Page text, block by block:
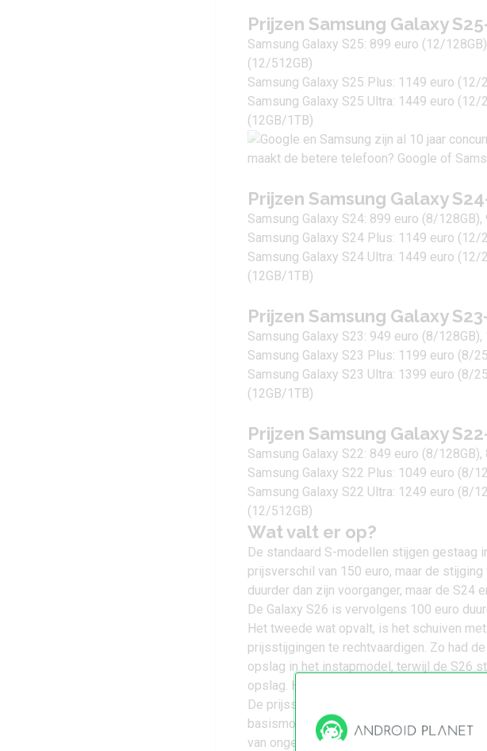
Prijzen Samsung Galaxy
Samsung Galaxy S25: 899 euro (12/
(12/512GB)
Samsung Galaxy S25 Plus: 1149 euro (12/
Samsung Galaxy S25 Ultra: 1449 euro (12/
(12GB/1TB)
Prijzen Samsung Galaxy
Samsung Galaxy S24: 899 euro (8/
Samsung Galaxy S24 Plus: 1149 euro (12/
Samsung Galaxy S24 Ultra: 1449 euro (12/
(12GB/1TB)
Prijzen Samsung Galaxy
Samsung Galaxy S23: 949 euro (8/
Samsung Galaxy S23 Plus: 1199 euro (8/
Samsung Galaxy S23 Ultra: 1399 euro (8/
(12GB/1TB)
Prijzen Samsung Galaxy
Samsung Galaxy S22: 849 euro (8/
Samsung Galaxy S22 Plus: 1049 euro (8/
Samsung Galaxy S22 Ultra: 1249 euro (8/
(12/512GB)
Wat valt er op?
De standaard S-modellen stijgen gestaag
prijsverschil van 150 euro, maar de
duurder dan zijn voorganger, maar de S24
De Galaxy S26 is vervolgens 100 euro
Het tweede wat opvalt, is het schuiven
prijsstijgingen te rechtvaardigen. Zo had
opslag in het instapmodel, terwijl de S26
opslag. Het prijsverschil tussen beide
De prijsstijgingen bij de Plus-modellen
basismodellen. Het verschil is echter
van ongeveer 50 euro.